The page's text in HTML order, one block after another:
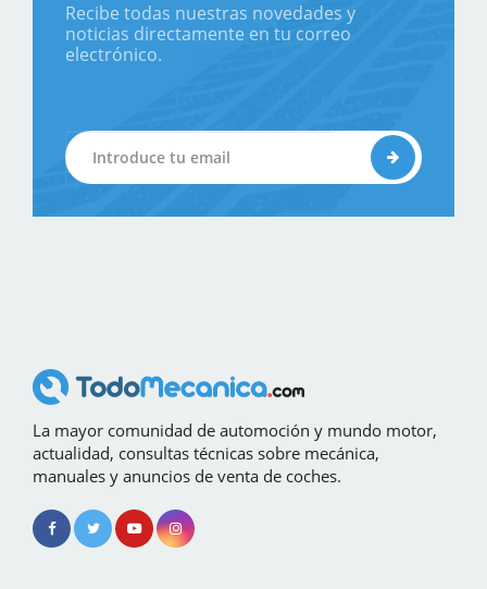
Recibe todas nuestras novedades y
noticias directamente en tu correo
electrónico.
La mayor comunidad de automoción y mundo motor,
actualidad, consultas técnicas sobre mecánica,
manuales y anuncios de venta de coches.